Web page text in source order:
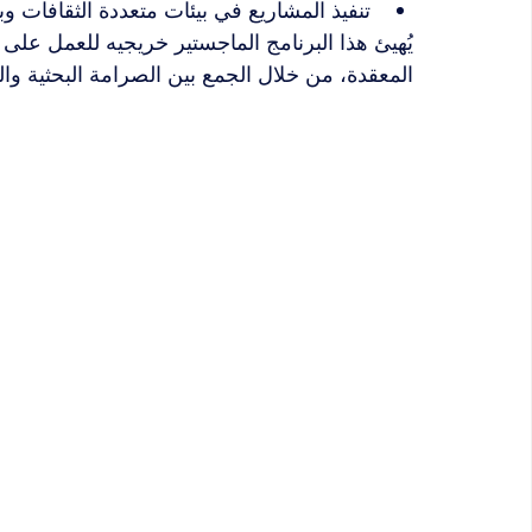
تنفيذ المشاريع في بيئات متعددة الثقافات
يُهيئ هذا البرنامج الماجستير خريجيه للعمل
المعقدة، من خلال الجمع بين الصرامة البحثية